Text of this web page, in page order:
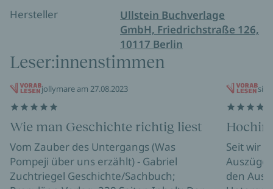
Hersteller
Ullstein Buchverlage
GmbH, Friedrichstraße 126,
10117 Berlin
Leser:innenstimmen
jollymare am 27.08.2023
Wie man Geschichte richtig liest
Vom Zauber des Untergangs (Was
Pompeji über uns erzählt) - Gabriel
Zuchtriegel Geschichte/Sachbuch;
Seit wir
Auszüge
den